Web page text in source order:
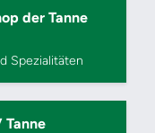
der Tanne
Spezialitäten
Tanne